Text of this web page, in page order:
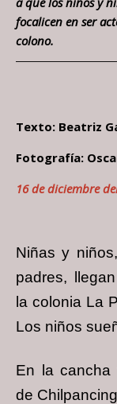
focalicen en ser
colono.
Texto: Beatriz
Fotografía:
16 de diciembre
Niñas y
padres,
la colonia La
Los niños
En la cancha
de